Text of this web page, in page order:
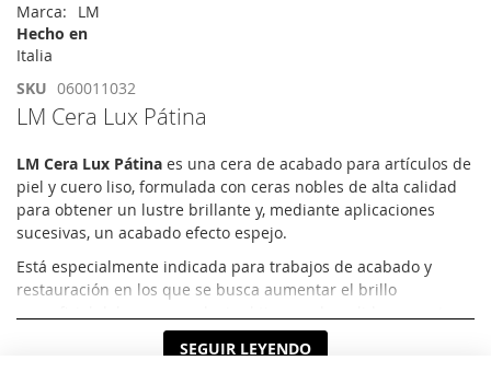
Marca
LM
Hecho en
Italia
SKU 060011032
LM Cera Lux Pátina
LM Cera Lux Pátina es una cera de acabado para artículos de
piel y cuero liso, formulada con ceras nobles de alta calidad
para obtener un lustre brillante y, mediante aplicaciones
sucesivas, un acabado efecto espejo.
Está especialmente indicada para trabajos de acabado y
restauración en los que se busca aumentar el brillo
una cera de lustre convencional.
SEGUIR LEYENDO